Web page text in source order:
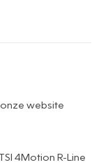
website
4Motion R-Line